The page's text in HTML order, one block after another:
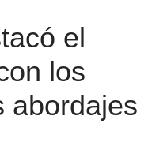
el
los
abordajes